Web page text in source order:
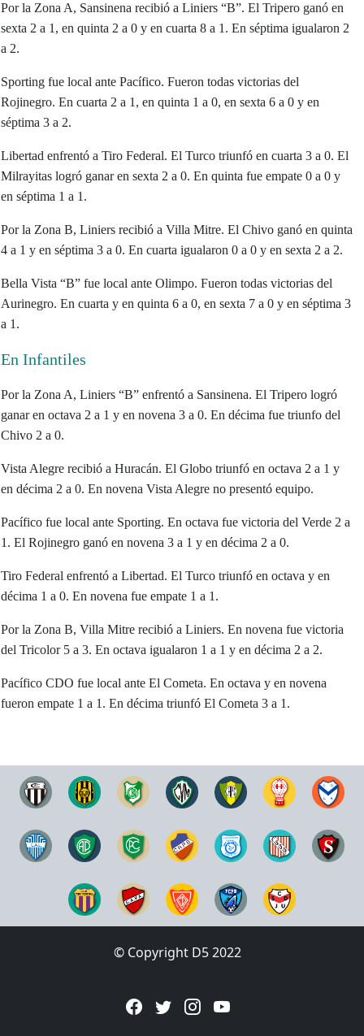
Por la Zona A, Sansinena recibió a Liniers “B”. El Tripero ganó en
sexta 2 a 1, en quinta 2 a 0 y en cuarta 8 a 1. En séptima igualaron 2
a 2.
Sporting fue local ante Pacífico. Fueron todas victorias del
Rojinegro. En cuarta 2 a 1, en quinta 1 a 0, en sexta 6 a 0 y en
séptima 3 a 2.
Libertad enfrentó a Tiro Federal. El Turco triunfó en cuarta 3 a 0. El
Milrayitas logró ganar en sexta 2 a 0. En quinta fue empate 0 a 0 y
en séptima 1 a 1.
Por la Zona B, Liniers recibió a Villa Mitre. El Chivo ganó en quinta
4 a 1 y en séptima 3 a 0. En cuarta igualaron 0 a 0 y en sexta 2 a 2.
Bella Vista “B” fue local ante Olimpo. Fueron todas victorias del
Aurinegro. En cuarta y en quinta 6 a 0, en sexta 7 a 0 y en séptima 3
a 1.
En Infantiles
Por la Zona A, Liniers “B” enfrentó a Sansinena. El Tripero logró
ganar en octava 2 a 1 y en novena 3 a 0. En décima fue triunfo del
Chivo 2 a 0.
Vista Alegre recibió a Huracán. El Globo triunfó en octava 2 a 1 y
en décima 2 a 0. En novena Vista Alegre no presentó equipo.
Pacífico fue local ante Sporting. En octava fue victoria del Verde 2 a
1. El Rojinegro ganó en novena 3 a 1 y en décima 2 a 0.
Tiro Federal enfrentó a Libertad. El Turco triunfó en octava y en
décima 1 a 0. En novena fue empate 1 a 1.
Por la Zona B, Villa Mitre recibió a Liniers. En novena fue victoria
del Tricolor 5 a 3. En octava igualaron 1 a 1 y en décima 2 a 2.
Pacífico CDO fue local ante El Cometa. En octava y en novena
fueron empate 1 a 1. En décima triunfó El Cometa 3 a 1.
© Copyright D5 2022